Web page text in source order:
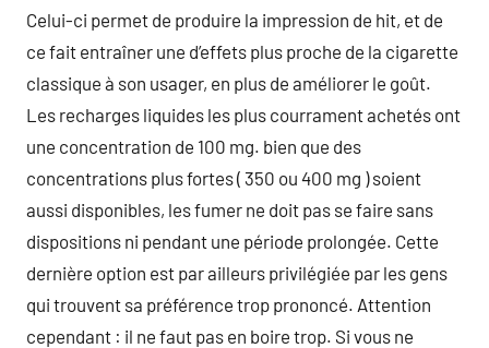
Celui-ci permet de produire la impression de hit, et de
ce fait entraîner une d’effets plus proche de la cigarette
classique à son usager, en plus de améliorer le goût.
Les recharges liquides les plus courrament achetés ont
une concentration de 100 mg. bien que des
concentrations plus fortes ( 350 ou 400 mg ) soient
aussi disponibles, les fumer ne doit pas se faire sans
dispositions ni pendant une période prolongée. Cette
dernière option est par ailleurs privilégiée par les gens
qui trouvent sa préférence trop prononcé. Attention
cependant : il ne faut pas en boire trop. Si vous ne